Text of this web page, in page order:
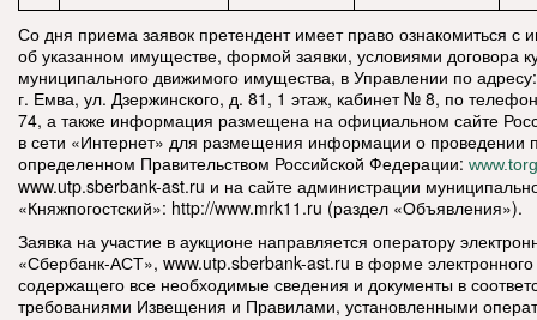
Со дня приема заявок претендент имеет право ознакомиться с
об указанном имуществе, формой заявки, условиями договора
муниципального движимого имущества, в Управлении по
г. Емва, ул. Дзержинского, д. 81, 1 этаж, кабинет № 8, по
74, а также информация размещена на официальном сайте
в сети «Интернет» для размещения информации о проведении
определенном Правительством Российской Федерации:
www.utp.sberbank-ast.ru и на сайте администрации
«Княжпогостский»: http://www.mrk11.ru (раздел «Объявления»).
Заявка на участие в аукционе направляется оператору
«Сбербанк-АСТ», www.utp.sberbank-ast.ru в форме электронного
содержащего все необходимые сведения и документы в
требованиями Извещения и Правилами, установленными